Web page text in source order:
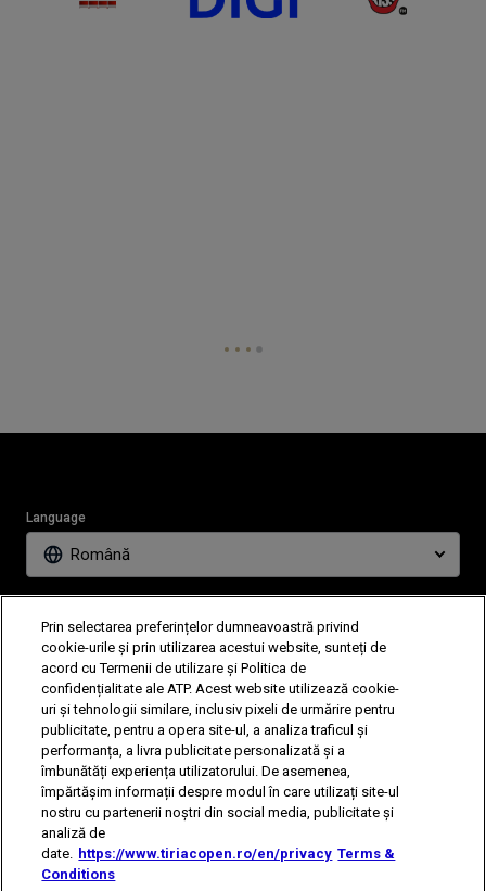
Language
Română
Tickets Video
Follow Tiriac Open
The players shown are for illustrative purposes only. Qualification and
participation subject to ATP rules.
Prin selectarea preferințelor dumneavoastră privind
cookie-urile și prin utilizarea acestui website, sunteți de
acord cu Termenii de utilizare și Politica de
confidențialitate ale ATP. Acest website utilizează cookie-
uri și tehnologii similare, inclusiv pixeli de urmărire pentru
publicitate, pentru a opera site-ul, a analiza traficul și
performanța, a livra publicitate personalizată și a
îmbunătăți experiența utilizatorului. De asemenea,
împărtășim informații despre modul în care utilizați site-ul
nostru cu partenerii noștri din social media, publicitate și
analiză de
date. https://www.tiriacopen.ro/en/privacy Terms &
Conditions